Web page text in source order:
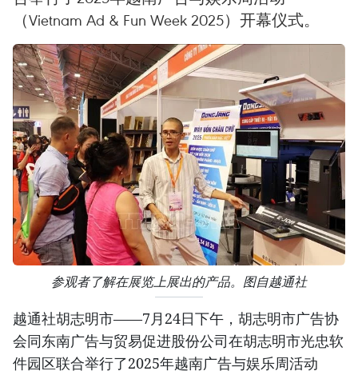
（Vietnam Ad & Fun Week 2025）开幕仪式。
参观者了解在展览上展出的产品。图自越通社
越通社胡志明市——7月24日下午，胡志明市广告协
会同东南广告与贸易促进股份公司在胡志明市光忠软
件园区联合举行了2025年越南广告与娱乐周活动